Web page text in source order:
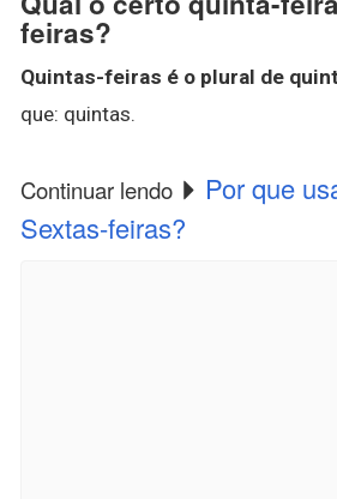
feiras?
Quintas-feiras é o plural de
que: quintas.
Continuar lendo
Por que
Sextas-feiras?